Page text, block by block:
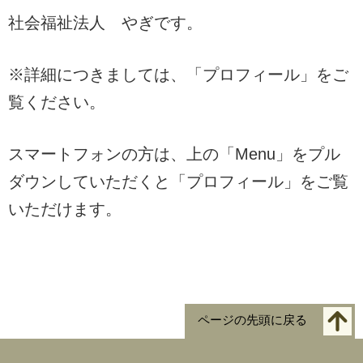
社会福祉法人 やぎです。
※詳細につきましては、「プロフィール」をご
覧ください。
スマートフォンの方は、上の「Menu」をプル
ダウンしていただくと「プロフィール」をご覧
いただけます。
ページの先頭に戻る